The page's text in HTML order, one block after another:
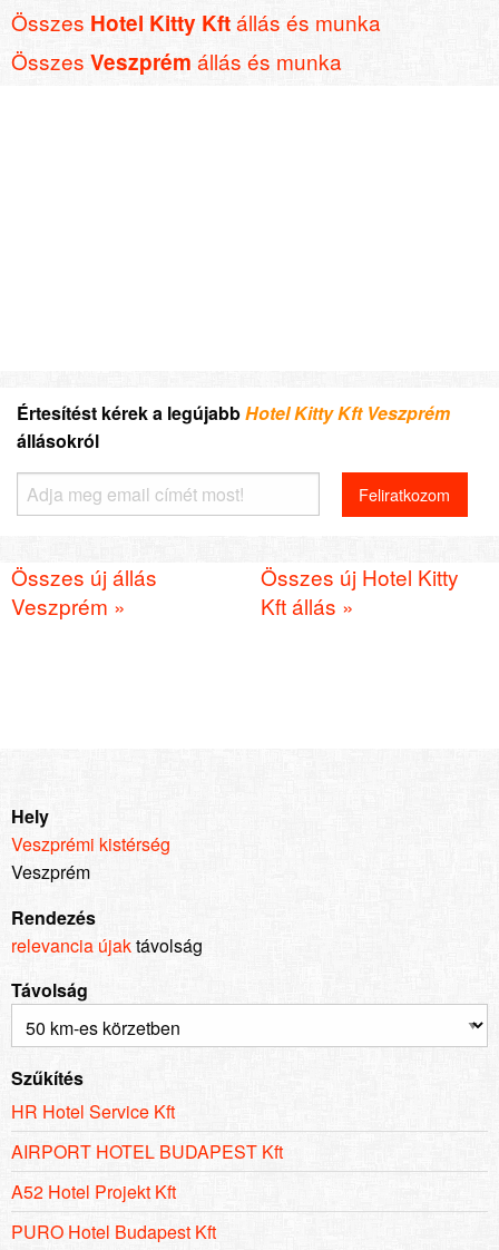
Összes Hotel Kitty Kftállás és munka
Összes Veszprém állás és munka
Értesítést kérek a legújabbHotel Kitty Kft Veszprém
állásokról
Összes új állás
Veszprém »
Összes új Hotel Kitty
Kft állás »
Hely
Veszprémi kistérség
Veszprém
Rendezés
relevancia újaktávolság
Távolság
Szűkítés
HR Hotel Service Kft
AIRPORT HOTEL BUDAPEST Kft
A52 Hotel Projekt Kft
PURO Hotel Budapest Kft